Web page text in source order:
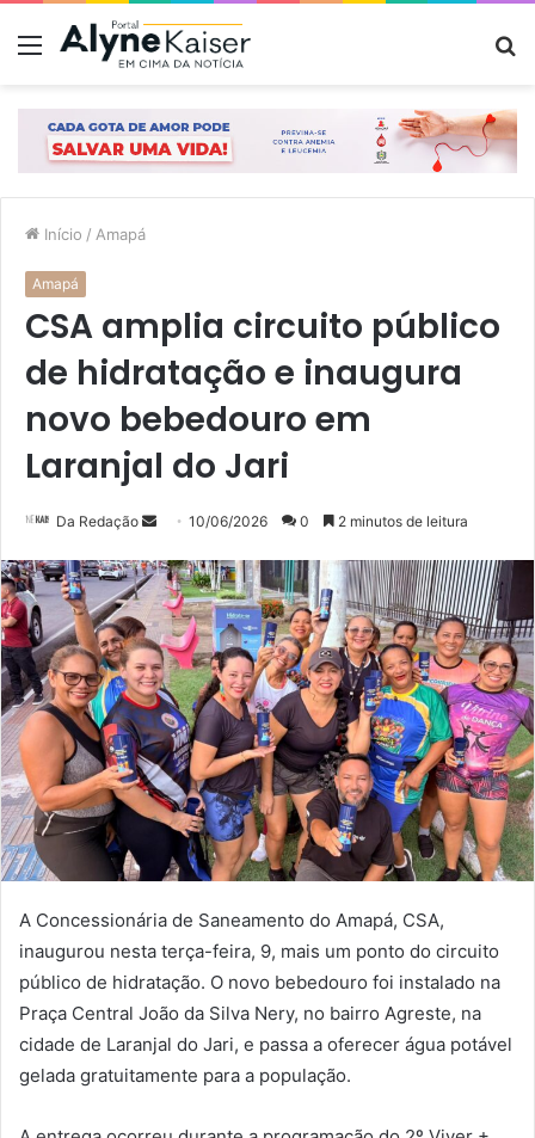
Menu
Início / Amapá
Amapá
CSA amplia circuito público
de hidratação e inaugura
novo bebedouro em
Laranjal do Jari
Da Redação
Mande
e-
mail
10/06/2026 0 2 minutos de leitura
A Concessionária de Saneamento do Amapá, CSA,
inaugurou nesta terça-feira, 9, mais um ponto do circuito
público de hidratação. O novo bebedouro foi instalado na
Praça Central João da Silva Nery, no bairro Agreste, na
cidade de Laranjal do Jari, e passa a oferecer água potável
gelada gratuitamente para a população.